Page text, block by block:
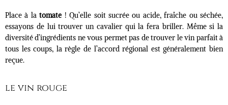
Place à latomate ! Qu’elle soit sucrée ou acide, fraîche ou séchée,
essayons de lui trouver un cavalier qui la fera briller. Même si la
diversité d’ingrédients ne vous permet pas de trouver le vin parfait à
tous les coups, la règle de l’accord régional est généralement bien
reçue.
le vin rouge